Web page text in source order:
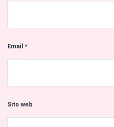
Email*
Sito web